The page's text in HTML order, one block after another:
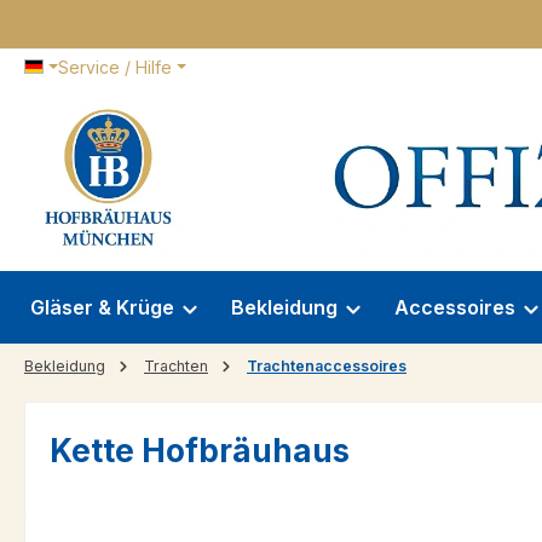
Service / Hilfe
Gläser & Krüge Bekleidung Accessoires
Bekleidung Trachten Trachtenaccessoires
Kette Hofbräuhaus